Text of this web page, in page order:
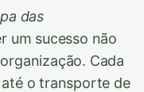
das
um sucesso não
Cada
o transporte de